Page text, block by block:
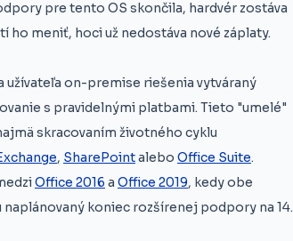
pre tento OS skončila, hardvér zostáva
meniť, hoci už nedostáva nové záplaty.
užívateľa on-premise riešenia vytváraný
s pravidelnými platbami. Tieto "umelé"
skracovaním životného cyklu
, SharePointalebo Office Suite.
Office 2016 a Office 2019, kedy obe
koniec rozšírenej podpory na 14.